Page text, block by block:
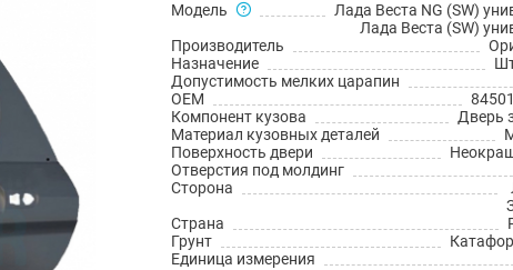
Модель
Лада Веста NG (SW)
Лада Веста (SW)
Производитель
Назначение
Допустимость мелких царапин
OEM
Компонент кузова
Дверь
Материал кузовных деталей
Поверхность двери
Отверстия под молдинг
Сторона
Страна
Грунт
Единица измерения